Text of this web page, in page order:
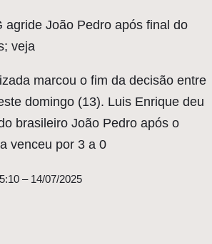
marcou o fim da decisão entre
domingo (13). Luis Enrique deu
brasileiro João Pedro após o
venceu por 3 a 0
– 14/07/2025